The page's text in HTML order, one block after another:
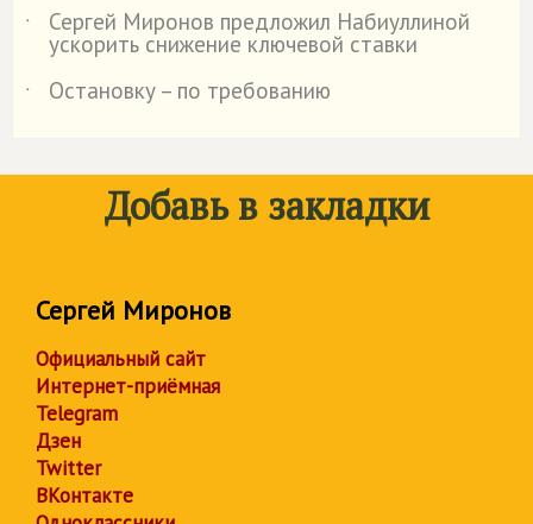
˙
Сергей Миронов предложил Набиуллиной
ускорить снижение ключевой ставки
˙
Остановку – по требованию
Добавь в закладки
Сергей Миронов
Официальный сайт
Интернет-приёмная
Telegram
Дзен
Twitter
ВКонтакте